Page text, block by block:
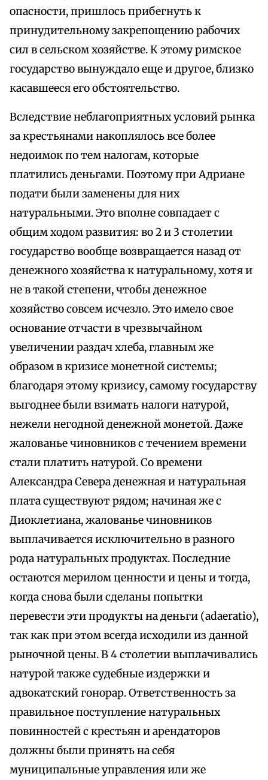
опасности, пришлось прибегнуть к
принудительному закрепощению рабочих
сил в сельском хозяйстве. К этому римское
государство вынуждало еще и другое, близко
касавшееся его обстоятельство.
Вследствие неблагоприятных условий рынка
за крестьянами накоплялось все более
недоимок по тем налогам, которые
платились деньгами. Поэтому при Адриане
подати были заменены для них
натуральными. Это вполне совпадает с
общим ходом развития: во 2 и 3 столетии
государство вообще возвращается назад от
денежного хозяйства к натуральному, хотя и
не в такой степени, чтобы денежное
хозяйство совсем исчезло. Это имело свое
основание отчасти в чрезвычайном
увеличении раздач хлеба, главным же
образом в кризисе монетной системы;
благодаря этому кризису, самому государству
выгоднее были взимать налоги натурой,
нежели негодной денежной монетой. Даже
жалованье чиновников с течением времени
стали платить натурой. Со времени
Александра Севера денежная и натуральная
плата существуют рядом; начиная же с
Диоклетиана, жалованье чиновников
выплачивается исключительно в разного
рода натуральных продуктах. Последние
остаются мерилом ценности и цены и тогда,
когда снова были сделаны попытки
перевести эти продукты на деньги (adaeratio),
так как при этом всегда исходили из данной
рыночной цены. В 4 столетии выплачивались
натурой также судебные издержки и
адвокатский гонорар. Ответственность за
правильное поступление натуральных
повинностей с крестьян и арендаторов
должны были принять на себя
муниципальные управления или же